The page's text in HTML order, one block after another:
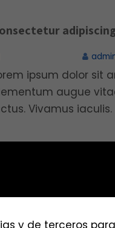
ipsum dolor sit
augue
Vivamus iaculis.
y de terceros